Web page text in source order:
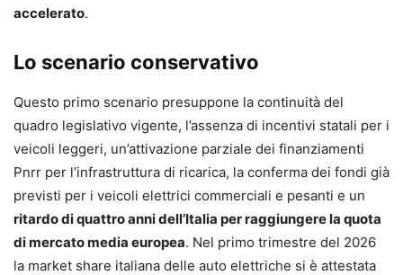
accelerato.
Lo scenario conservativo
Questo primo scenario presuppone la continuità del
quadro legislativo vigente, l’assenza di incentivi statali per i
veicoli leggeri, un’attivazione parziale dei finanziamenti
Pnrr per l’infrastruttura di ricarica, la conferma dei fondi già
previsti per i veicoli elettrici commerciali e pesanti e un
ritardo di quattro anni dell’Italia per raggiungere la quota
di mercato media europea. Nel primo trimestre del 2026
la market share italiana delle auto elettriche si è attestata